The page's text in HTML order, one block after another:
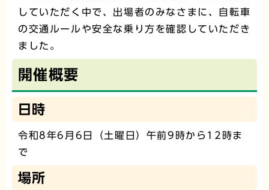
していただく中で、出場者のみなさまに、自転車
の交通ルールや安全な乗り方を確認していただき
ました。
開催概要
日時
令和8年6月6日（土曜日）午前9時から12時ま
で
場所